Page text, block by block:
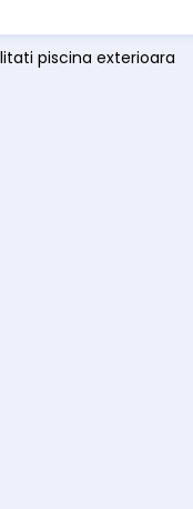
piscina exterioara